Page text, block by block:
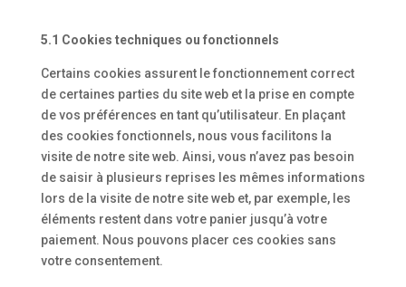
5.1 Cookies techniques ou fonctionnels
Certains cookies assurent le fonctionnement correct
de certaines parties du site web et la prise en compte
de vos préférences en tant qu’utilisateur. En plaçant
des cookies fonctionnels, nous vous facilitons la
visite de notre site web. Ainsi, vous n’avez pas besoin
de saisir à plusieurs reprises les mêmes informations
lors de la visite de notre site web et, par exemple, les
éléments restent dans votre panier jusqu’à votre
paiement. Nous pouvons placer ces cookies sans
votre consentement.